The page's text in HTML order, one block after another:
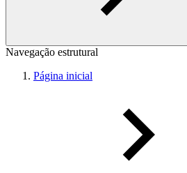
Navegação estrutural
Página inicial